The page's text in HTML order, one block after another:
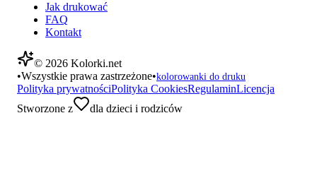
Jak drukować
FAQ
Kontakt
© 2026 Kolorki.net
•Wszystkie prawa zastrzeżone•kolorowanki do druku
Polityka prywatnościPolityka CookiesRegulaminLicencja
Stworzone z
dla dzieci i rodziców